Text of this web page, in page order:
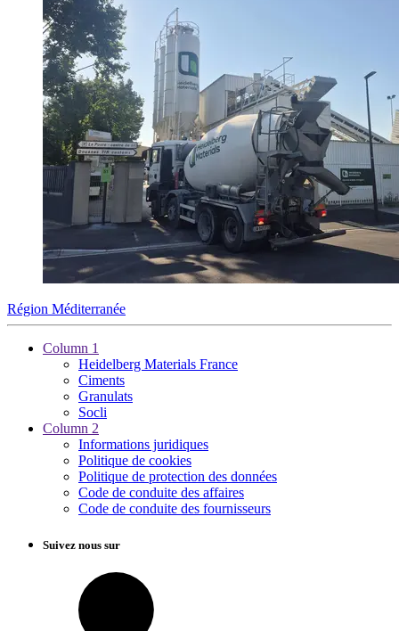
Région Méditerranée
Column 1
Heidelberg Materials France
Ciments
Granulats
Socli
Column 2
Informations juridiques
Politique de cookies
Politique de protection des données
Code de conduite des affaires
Code de conduite des fournisseurs
Suivez nous sur